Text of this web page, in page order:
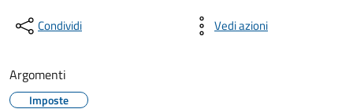
Condividi Vedi azioni
Argomenti
Imposte